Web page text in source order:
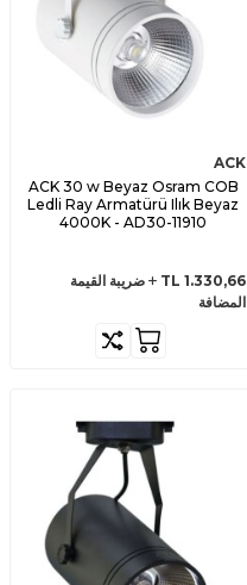
ACK
ACK 30 w Beyaz Osram COB
Ledli Ray Armatürü Ilık Beyaz
4000K - AD30-11910
1.330,66
ضريبة القيمة
المضافة